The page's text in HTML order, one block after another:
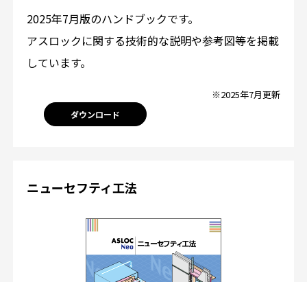
2025年7月版のハンドブックです。
アスロックに関する技術的な説明や参考図等を掲載
しています。
※2025年7月更新
ダウンロード
ニューセフティ工法